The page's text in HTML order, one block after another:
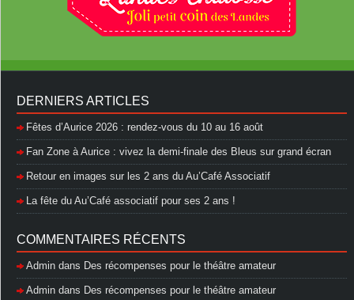
DERNIERS ARTICLES
Fêtes d’Aurice 2026 : rendez-vous du 10 au 16 août
Fan Zone à Aurice : vivez la demi-finale des Bleus sur grand écran
Retour en images sur les 2 ans du Au’Café Associatif
La fête du Au’Café associatif pour ses 2 ans !
COMMENTAIRES RÉCENTS
Admin dans Des récompenses pour le théâtre amateur
Admin dans Des récompenses pour le théâtre amateur